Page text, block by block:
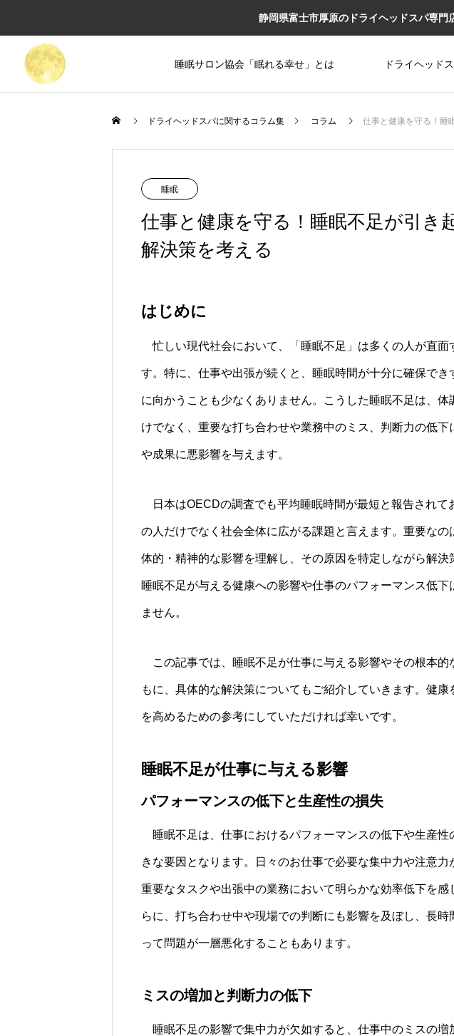
静岡県富士市厚原のドライヘッドスパ専
睡眠サロン協会「眠れる幸せ」とは ドライヘッド
ドライヘッドスパに関するコラム集 コラム 仕事と健康を守る！睡
睡眠
仕事と健康を守る！睡眠不足が引き
解決策を考える
はじめに
忙しい現代社会において、「睡眠不足」は多くの人が直面
す。特に、仕事や出張が続くと、睡眠時間が十分に確保でき
に向かうことも少なくありません。こうした睡眠不足は、体
けでなく、重要な打ち合わせや業務中のミス、判断力の低下
や成果に悪影響を与えます。
日本はOECDの調査でも平均睡眠時間が最短と報告されて
の人だけでなく社会全体に広がる課題と言えます。重要なの
体的・精神的な影響を理解し、その原因を特定しながら解決
睡眠不足が与える健康への影響や仕事のパフォーマンス低下
ません。
この記事では、睡眠不足が仕事に与える影響やその根本的
もに、具体的な解決策についてもご紹介していきます。健
を高めるための参考にしていただければ幸いです。
睡眠不足が仕事に与える影響
パフォーマンスの低下と生産性の損失
睡眠不足は、仕事におけるパフォーマンスの低下や生産性
きな要因となります。日々のお仕事で必要な集中力や注意力
重要なタスクや出張中の業務において明らかな効率低下を感
らに、打ち合わせ中や現場での判断にも影響を及ぼし、長時
って問題が一層悪化することもあります。
ミスの増加と判断力の低下
睡眠不足の影響で集中力が欠如すると、仕事中のミスの増